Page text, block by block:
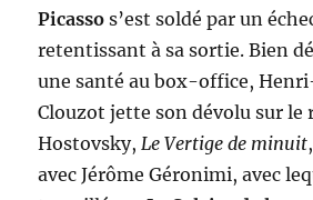
Picasso s’est soldé par un
retentissant à sa sortie. Bien
une santé au box-office,
Clouzot jette son dévolu sur le
Hostovsky, Le Vertige de minuit
avec Jérôme Géronimi, avec